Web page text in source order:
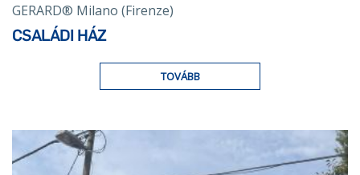
GERARD® Milano (Firenze)
CSALÁDI HÁZ
TOVÁBB